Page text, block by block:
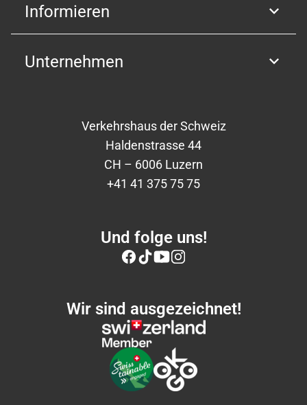
Informieren
Unternehmen
Verkehrshaus der Schweiz
Haldenstrasse 44
CH – 6006 Luzern
+41 41 375 75 75
Und folge uns!
Wir sind ausgezeichnet!